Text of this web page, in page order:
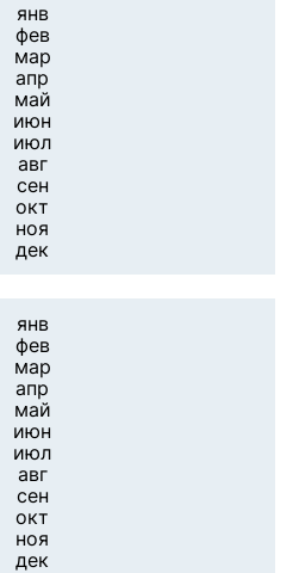
янв
фев
мар
апр
май
июн
июл
авг
сен
окт
ноя
дек
янв
фев
мар
апр
май
июн
июл
авг
сен
окт
ноя
дек